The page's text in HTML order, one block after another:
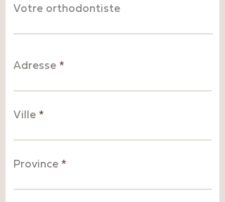
Votre orthodontiste
Adresse
Ville
Province